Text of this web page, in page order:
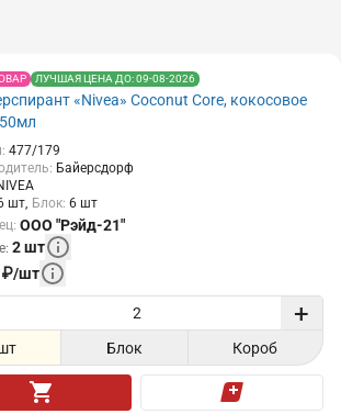
ЛУЧШАЯ ЦЕНА ДО: 09-08-2026
«Nivea» Coconut Core, кокосовое
: 477/179
: Байерсдорф
шт Блок: 6 шт
: ООО "Рэйд-21"
: 2шт
₽/шт
+
Блок Короб